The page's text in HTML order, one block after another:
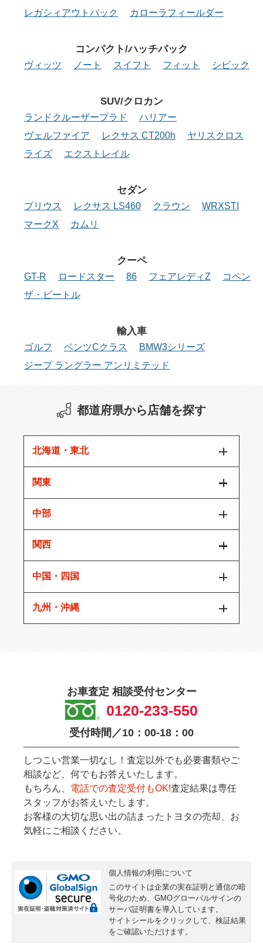
レガシィアウトバック カローラフィールダー
コンパクト/ハッチバック
ヴィッツ ノート スイフト フィット シビック
SUV/クロカン
ランドクルーザープラド
ハリアー
ヴェルファイア
レクサス CT200h
ヤリスクロス
ライズ
エクストレイル
セダン
プリウス レクサス LS460 クラウン
WRXSTI
マークX
カムリ
クーペ
GT-R ロードスター 86 フェアレディZ
コペン
ザ・ビートル
輸入車
ゴルフ ベンツCクラス
BMW3シリーズ
ジープ ラングラー アンリミテッド
都道府県から店舗を探す
北海道・東北
関東
中部
関西
中国・四国
九州・沖縄
お車査定 相談受付センター
0120-233-550
受付時間／10：00-18：00
しつこい営業一切なし！査定以外でも必要書類やご
相談など、何でもお答えいたします。
もちろん、 電話での査定受付もOK!査定結果は専任
スタッフがお答えいたします。
お客様の大切な思い出の詰まったトヨタの売却、お
気軽にご相談ください。
個人情報の利用について
このサイトは企業の実在証明と通信の暗
号化のため、GMOグローバルサインの
サーバ証明書を導入しています。
サイトシールをクリックして、検証結果
をご確認いただけます。